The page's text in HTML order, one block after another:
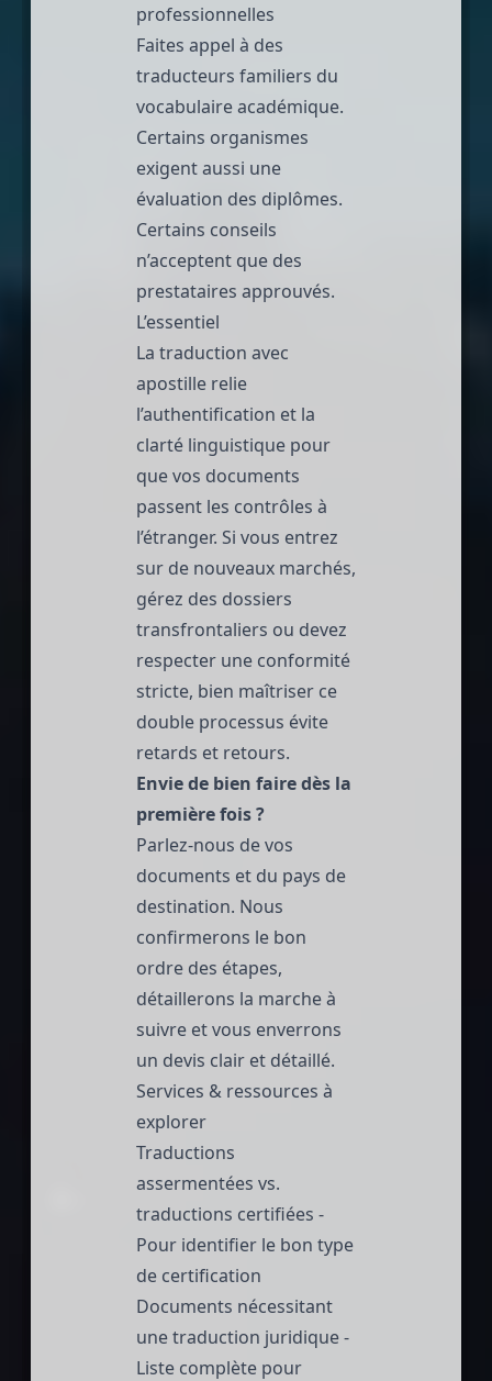
professionnelles
Faites appel à des
traducteurs familiers du
vocabulaire académique.
Certains organismes
exigent aussi une
évaluation des diplômes.
Certains conseils
n’acceptent que des
prestataires approuvés.
L’essentiel
La traduction avec
apostille relie
l’authentification et la
clarté linguistique pour
que vos documents
passent les contrôles à
l’étranger. Si vous entrez
sur de nouveaux marchés,
gérez des dossiers
transfrontaliers ou devez
respecter une conformité
stricte, bien maîtriser ce
double processus évite
retards et retours.
Envie de bien faire dès la
première fois ?
Parlez-nous de vos
documents et du pays de
destination. Nous
confirmerons le bon
ordre des étapes,
détaillerons la marche à
suivre et vous enverrons
un devis clair et détaillé.
Services & ressources à
explorer
Traductions
assermentées vs.
traductions certifiées -
Pour identifier le bon type
de certification
Documents nécessitant
une traduction juridique-
Liste complète pour